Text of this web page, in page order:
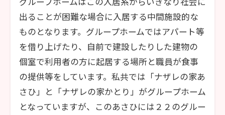
出ることが困難な場合に入居する中間施設的な
ものとなります。グループホームではアパート等
を借り上げたり、自前で建設したりした建物の
個室で利用者の方に起居する場所と職員が食事
の提供等をしています。私共では「ナザレの家あ
さひ」と「ナザレの家かとり」がグループホーム
となっていますが、このあさひには２２のグルー